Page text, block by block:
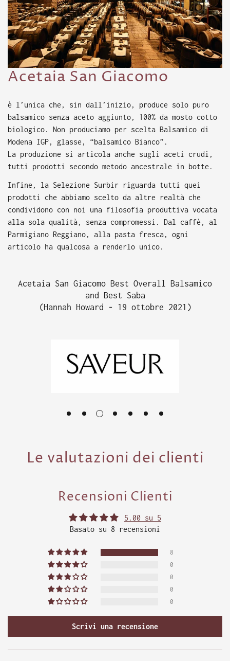
Acetaia San Giacomo
è l’unica che, sin dall’inizio, produce solo puro
balsamico senza aceto aggiunto, 100% da mosto cotto
biologico. Non produciamo per scelta Balsamico di
Modena IGP, glasse, “balsamico Bianco”.
La produzione si articola anche sugli aceti crudi,
tutti prodotti secondo metodo ancestrale in botte.
Infine, la Selezione Surbir riguarda tutti quei
prodotti che abbiamo scelto da altre realtà che
condividono con noi una filosofia produttiva vocata
alla sola qualità, senza compromessi. Dal caffè, al
Parmigiano Reggiano, alla pasta fresca, ogni
articolo ha qualcosa a renderlo unico.
Acetaia San Giacomo Best Overall Balsamico
and Best Saba
(Hannah Howard - 19 ottobre 2021)
Le valutazioni dei clienti
Recensioni Clienti
5.00 su 5
Basato su 8 recensioni
8
0
0
0
0
Scrivi una recensione